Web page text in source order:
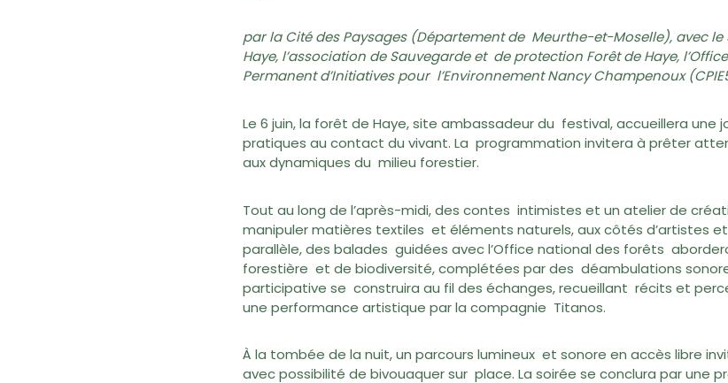
par la Cité des Paysages (Département de Meurthe-et-Moselle), avec
Haye, l’association de Sauvegarde et de protection Forêt de Haye,
Permanent d’Initiatives pour l’Environnement Nancy Champenoux
Le 6 juin, la forêt de Haye, site ambassadeur du festival, accueillera
pratiques au contact du vivant. La programmation invitera à prêter
aux dynamiques du milieu forestier.
Tout au long de l’après-midi, des contes intimistes et un atelier de
manipuler matières textiles et éléments naturels, aux côtés d’artistes
parallèle, des balades guidées avec l’Office national des forêts
forestière et de biodiversité, complétées par des déambulations
participative se construira au fil des échanges, recueillant récits et
une performance artistique par la compagnie Titanos.
À la tombée de la nuit, un parcours lumineux et sonore en accès libre
avec possibilité de bivouaquer sur place. La soirée se conclura par une